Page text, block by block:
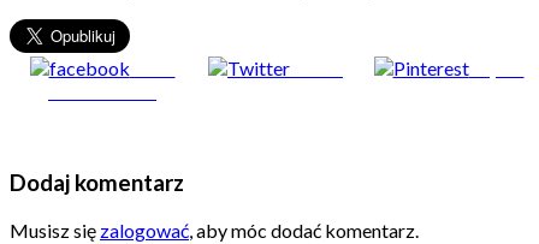
Zapisz
Dodaj komentarz
Musisz się zalogować, aby móc dodać komentarz.